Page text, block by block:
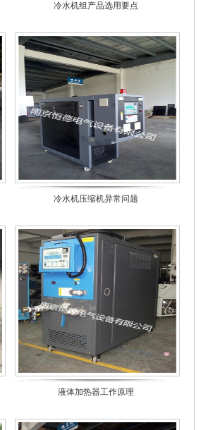
冷水机组产品选用要点
冷水机压缩机异常问题
液体加热器工作原理